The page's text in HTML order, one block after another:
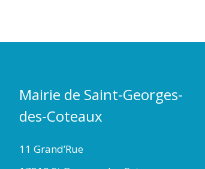
Mairie de Saint-Georges-
des-Coteaux
11 Grand’Rue